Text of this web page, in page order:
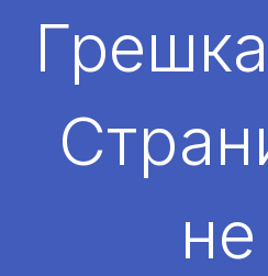
АНГАЖИРАЈ